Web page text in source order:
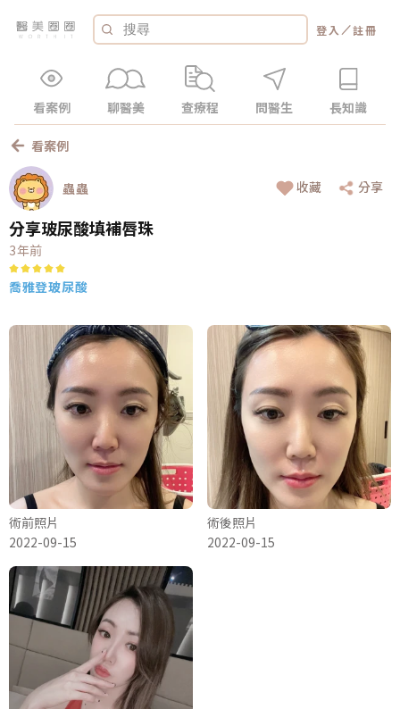
登入 ／註冊
看案例 聊醫美 查療程 問醫生 長知識
看案例
蟲蟲 收藏 分享
分享玻尿酸填補唇珠
3年前
喬雅登玻尿酸
術前照片
2022-09-15
術後照片
2022-09-15